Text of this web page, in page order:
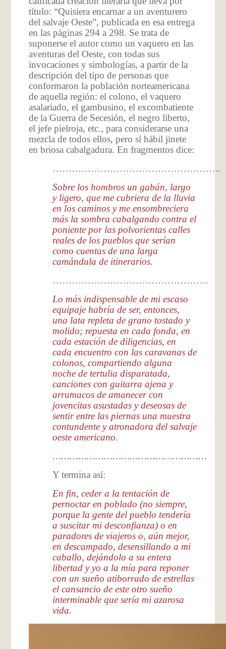
título: “Quisiera encarnar a un aventurero
del salvaje Oeste”, publicada en esa entrega
en las páginas 294 a 298. Se trata de
suponerse el autor como un vaquero en las
aventuras del Oeste, con todas sus
invocaciones y simbologías, a partir de la
descripción del tipo de personas que
conformaron la población norteamericana
de aquella región: el colono, el vaquero
asalariado, el gambusino, el excombatiente
de la Guerra de Secesión, el negro liberto,
el jefe pielroja, etc., para considerarse una
mezcla de todos ellos, pero sí hábil jinete
en briosa cabalgadura. En fragmentos dice:
……………………………………………..
Sobre los hombros un gabán, largo
y ligero, que me cubriera de la lluvia
en los caminos y me ensombreciera
más la sombra cabalgando contra el
poniente por las polvorientas calles
reales de los pueblos que serían
como cuentas de una larga
camándula de itinerarios.
………………………………………….
Lo más indispensable de mi escaso
equipaje habría de ser, entonces,
una lata repleta de grano tostado y
molido; repuesta en cada fonda, en
cada estación de diligencias, en
cada encuentro con las caravanas de
colonos, compartiendo alguna
noche de tertulia disparatada,
canciones con guitarra ajena y
arrumacos de amanecer con
jovencitas asustadas y deseosas de
sentir entre las piernas una muestra
contundente y atronadora del salvaje
oeste americano.
………………………………………………
Y termina así:
En fin, ceder a la tentación de
pernoctar en poblado (no siempre,
porque la gente del pueblo tendería
a suscitar mi desconfianza) o en
paradores de viajeros o, aún mejor,
en descampado, desensillando a mi
caballo, dejándolo a su entera
libertad y yo a la mía para reponer
con un sueño atiborrado de estrellas
el cansancio de este otro sueño
interminable que sería mi azarosa
vida.